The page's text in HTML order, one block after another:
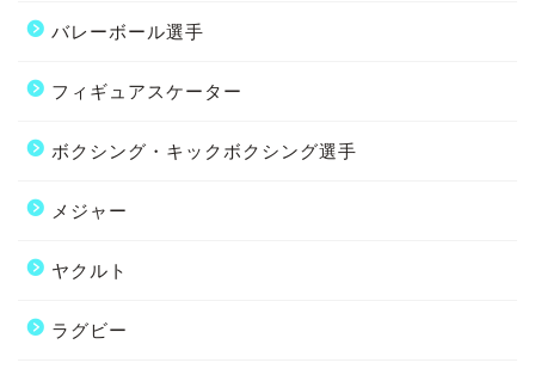
バレーボール選手
フィギュアスケーター
ボクシング・キックボクシング選手
メジャー
ヤクルト
ラグビー